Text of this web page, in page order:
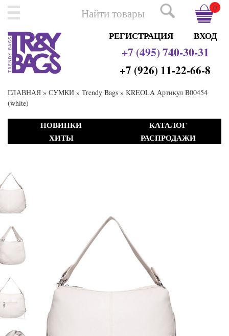
РЕГИСТРАЦИЯ ВХОД
0
+7 (495) 740-30-31
+7 (926) 11-22-66-8
ГЛАВНАЯ » СУМКИ » Trendy Bags » KREOLA Артикул B00454
(white)
НОВИНКИ
КАТАЛОГ
ХИТЫ
РАСПРОДАЖИ